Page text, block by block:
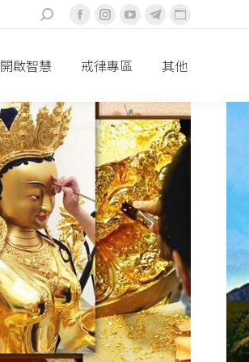
搜
Facebook
面
新
打
開
Instagram
面
新
視
窗
中
打
開
YouTube
面
新
視
窗
中
打
開
Telegram
面
新
視
窗
中
打
開
Website
面
新
視
窗
開啟智慧 戒律專區 其他